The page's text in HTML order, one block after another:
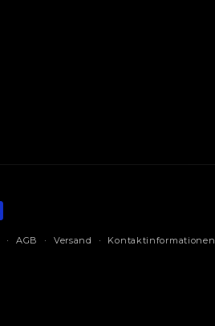
AGB Versand Kontaktinformationen